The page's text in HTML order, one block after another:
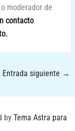
moderador de
contacto
Entrada siguiente →
by Tema Astra para